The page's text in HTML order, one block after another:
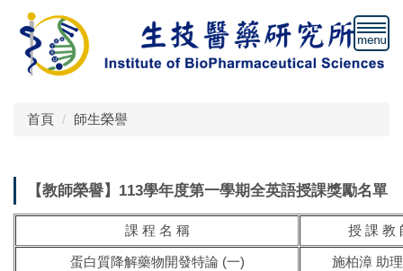
到
首頁 師生榮譽
【教師榮譽】113學年度第一學期全英語授課獎勵名單
課 程 名 稱 授 課 教
蛋白質降解藥物開發特論 (一) 施柏漳 助